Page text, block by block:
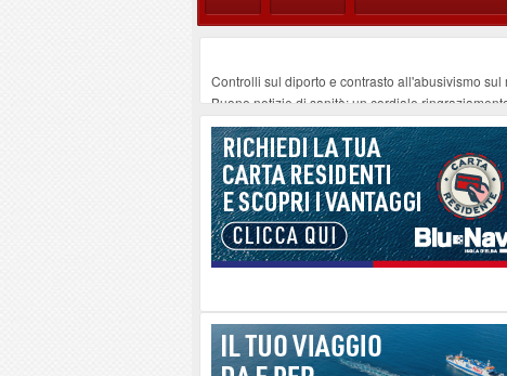
Controlli sul diporto e contrasto all'abusivismo
Buone notizie di sanità: un cordiale
Altiero Spinelli e Ursula Hirschmann all'Elba:
Capoliveri, potenziata la pulizia dei bordi stradali-
Marina di Campo tra i porti interessati dal nuovo